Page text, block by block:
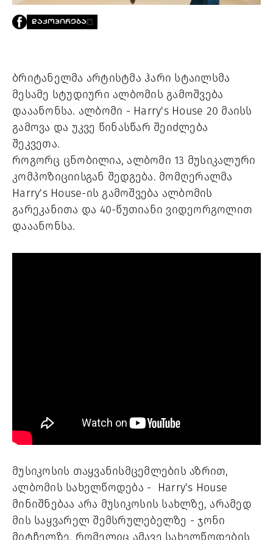
PROJECTS
TV
ᲒᲐᲛᲝᲒᲕᲧᲔᲕᲘ
ᲙᲝᲜᲢᲐᲥᲢᲘ
INFO@HAMMOCKMAGAZINE.GE
ᲩᲕᲔᲜ
ᲨᲔᲡᲐᲮᲔᲑ
STUDIO
ᲓᲐᲙᲝᲞᲘᲠᲔᲑᲐ
ბრიტანელმა არტისტმა ჰარი სტაილსმა
მესამე სტუდიური ალბომის გამოშვება
დააანონსა. ალბომი - Harry's House 20 მაისს
გამოვა და უკვე წინასწარ შეიძლება
შეკვეთა.
როგორც ცნობილია, ალბომი 13 მუსიკალური
კომპოზიციისგან შედგება. მომღერალმა
Harry's House-ის გამოშვება ალბომის
გარეკანითა და 40-წუთიანი ვიდეორგოლით
დააანონსა.
მუსიკოსის თაყვანისმცემლების აზრით,
ალბომის სახელწოდება -  Harry's House
მინიშნებაა არა მუსიკოსის სახლზე, არამედ
მის საყვარელ შემსრულებელზე - ჯონი
მიტჩელზე, რომელიც ამავე სახელწოდების